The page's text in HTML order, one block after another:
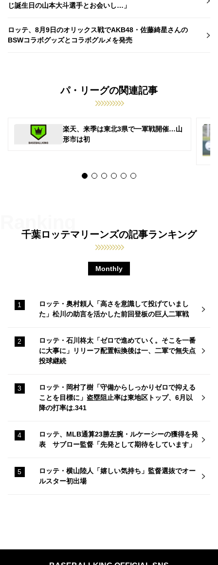
じ誕生日の山本大斗選手とお会いし…」
ロッテ、8月9日のオリックス戦でAKB48・佐藤綺星さんの
BSWコラボグッズとコラボグルメを発売
パ・リーグの関連記事
楽天、来季は東北3県で一軍戦開催…山
形市は初
千葉ロッテマリーンズの記事ランキング
Monthly
ロッテ・奥村頼人「高さを意識して投げていまし
た」松川の助言を活かした前回登板の巨人二軍戦
ロッテ・石川柊太「ゼロで進めていく。そこを一番
に大事に」リリーフ配置転換後は一、二軍で無失点
投球継続
ロッテ・岡村了樹「守備からしっかりゼロで抑える
ことを目標に」盗塁阻止率は東地区トップ、6月以
降の打率は.341
ロッテ、MLB通算23勝左腕・ルケーシーの獲得を発
表 サブロー監督「先発として期待をしています」
ロッテ・横山陸人「嬉しい気持ち」監督選抜でオー
ルスター初出場